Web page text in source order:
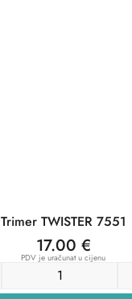
Trimer TWISTER 7551
17.00 €
PDV je uračunat u cijenu